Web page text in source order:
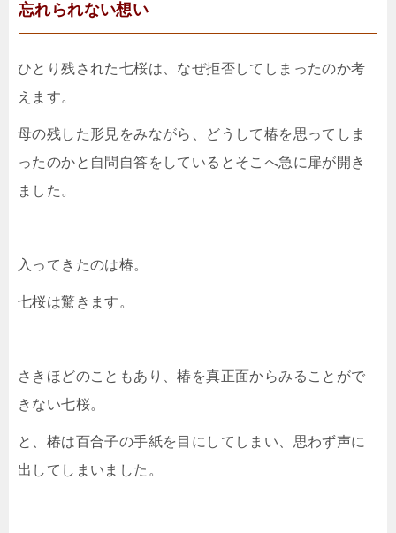
忘れられない想い
ひとり残された七桜は、なぜ拒否してしまったのか考
えます。
母の残した形見をみながら、どうして椿を思ってしま
ったのかと自問自答をしているとそこへ急に扉が開き
ました。
入ってきたのは椿。
七桜は驚きます。
さきほどのこともあり、椿を真正面からみることがで
きない七桜。
と、椿は百合子の手紙を目にしてしまい、思わず声に
出してしまいました。